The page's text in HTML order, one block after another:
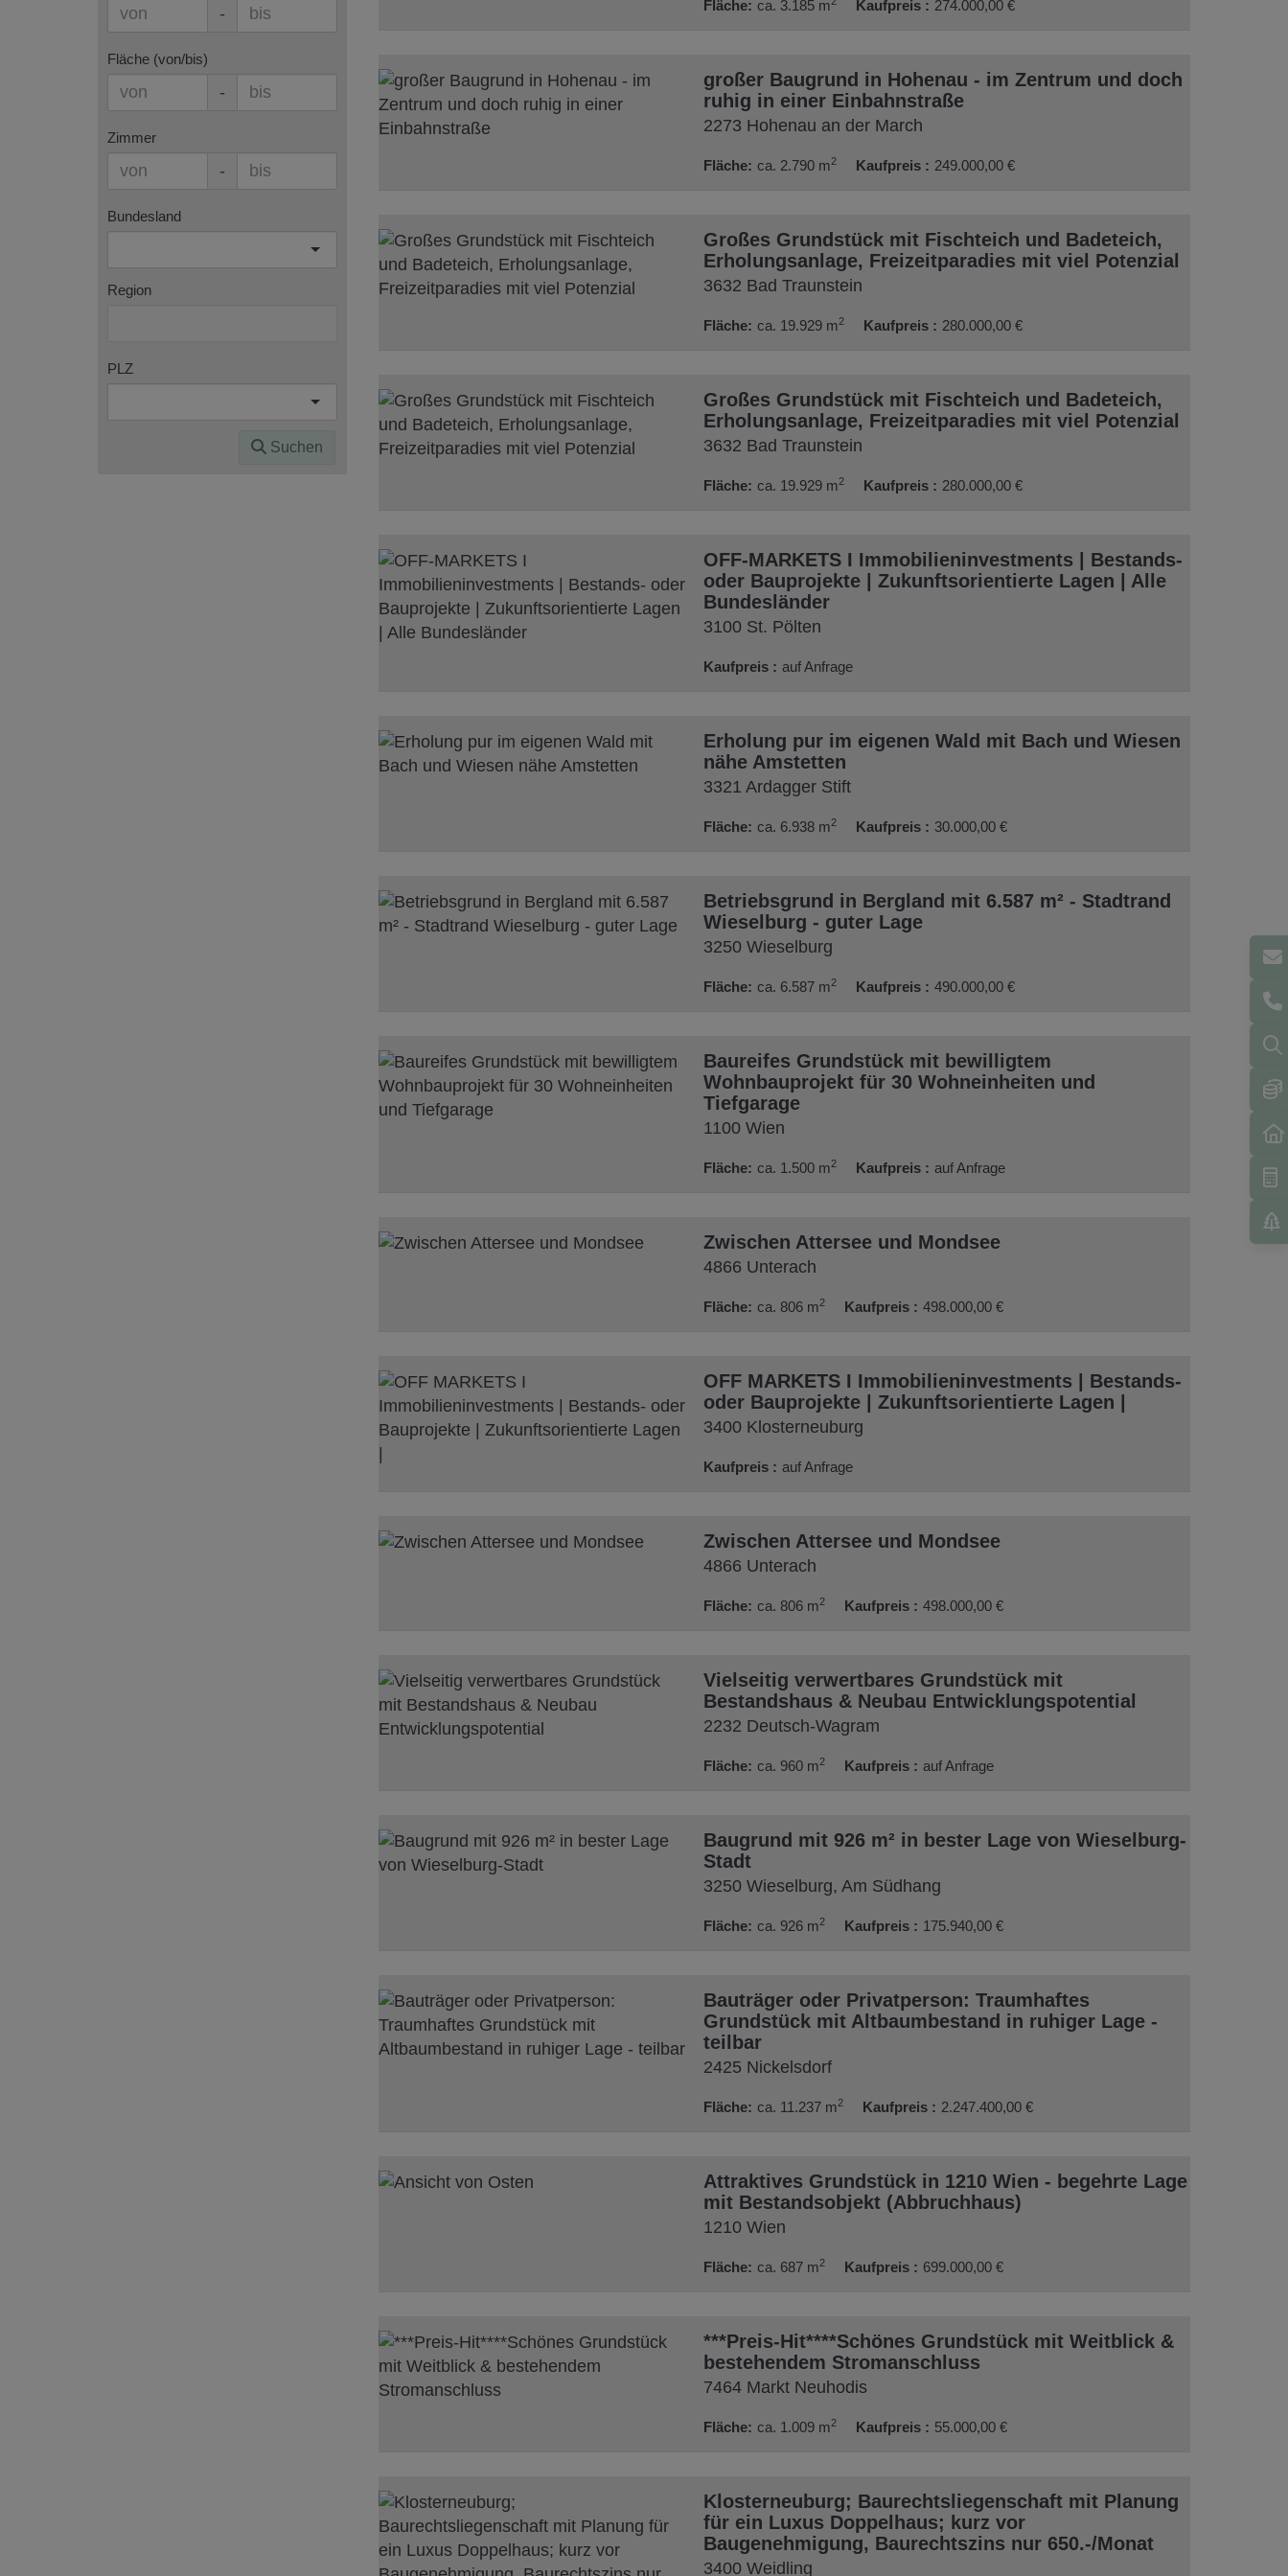
-
Fläche (von/bis)
-
Zimmer
-
Bundesland
Region
PLZ
Suchen
Fläche ca. 3.185 m Kaufpreis 274.000,00 €
großer Baugrund in Hohenau - im Zentrum und doch
ruhig in einer Einbahnstraße
2273 Hohenau an der March
Fläche ca. 2.790 m2 Kaufpreis 249.000,00 €
Großes Grundstück mit Fischteich und Badeteich,
Erholungsanlage, Freizeitparadies mit viel Potenzial
3632 Bad Traunstein
Fläche ca. 19.929 m2 Kaufpreis 280.000,00 €
Großes Grundstück mit Fischteich und Badeteich,
Erholungsanlage, Freizeitparadies mit viel Potenzial
3632 Bad Traunstein
Fläche ca. 19.929 m2 Kaufpreis 280.000,00 €
OFF-MARKETS I Immobilieninvestments | Bestands-
oder Bauprojekte | Zukunftsorientierte Lagen | Alle
Bundesländer
3100 St. Pölten
Kaufpreis auf Anfrage
Erholung pur im eigenen Wald mit Bach und Wiesen
nähe Amstetten
3321 Ardagger Stift
Fläche ca. 6.938 m2 Kaufpreis 30.000,00 €
Betriebsgrund in Bergland mit 6.587 m² - Stadtrand
Wieselburg - guter Lage
3250 Wieselburg
Fläche ca. 6.587 m2 Kaufpreis 490.000,00 €
Baureifes Grundstück mit bewilligtem
Wohnbauprojekt für 30 Wohneinheiten und
Tiefgarage
1100 Wien
Fläche ca. 1.500 m2 Kaufpreis auf Anfrage
Zwischen Attersee und Mondsee
4866 Unterach
Fläche ca. 806 m2 Kaufpreis 498.000,00 €
OFF MARKETS I Immobilieninvestments | Bestands-
oder Bauprojekte | Zukunftsorientierte Lagen |
3400 Klosterneuburg
Kaufpreis auf Anfrage
Zwischen Attersee und Mondsee
4866 Unterach
Fläche ca. 806 m2 Kaufpreis 498.000,00 €
Vielseitig verwertbares Grundstück mit
Bestandshaus & Neubau Entwicklungspotential
2232 Deutsch-Wagram
Fläche ca. 960 m2 Kaufpreis auf Anfrage
Baugrund mit 926 m² in bester Lage von Wieselburg-
Stadt
3250 Wieselburg, Am Südhang
Fläche ca. 926 m2 Kaufpreis 175.940,00 €
Bauträger oder Privatperson: Traumhaftes
Grundstück mit Altbaumbestand in ruhiger Lage -
teilbar
2425 Nickelsdorf
Fläche ca. 11.237 m2 Kaufpreis 2.247.400,00 €
Attraktives Grundstück in 1210 Wien - begehrte Lage
mit Bestandsobjekt (Abbruchhaus)
1210 Wien
Fläche ca. 687 m2 Kaufpreis 699.000,00 €
***Preis-Hit****Schönes Grundstück mit Weitblick &
bestehendem Stromanschluss
7464 Markt Neuhodis
Fläche ca. 1.009 m2 Kaufpreis 55.000,00 €
Klosterneuburg; Baurechtsliegenschaft mit Planung
für ein Luxus Doppelhaus; kurz vor
Baugenehmigung, Baurechtszins nur 650.-/Monat
3400 Weidling